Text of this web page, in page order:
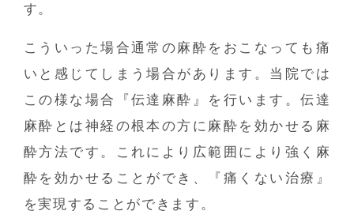
す。
こういった場合通常の麻酔をおこなっても痛
いと感じてしまう場合があります。当院では
この様な場合『伝達麻酔』を行います。伝達
麻酔とは神経の根本の方に麻酔を効かせる麻
酔方法です。これにより広範囲により強く麻
酔を効かせることができ、『痛くない治療』
を実現することができます。